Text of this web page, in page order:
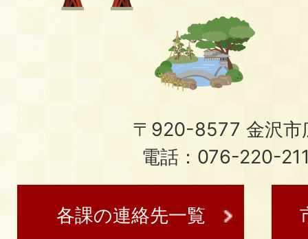
〒920-8577 金沢市
電話：076-220-
各課の連絡先一覧